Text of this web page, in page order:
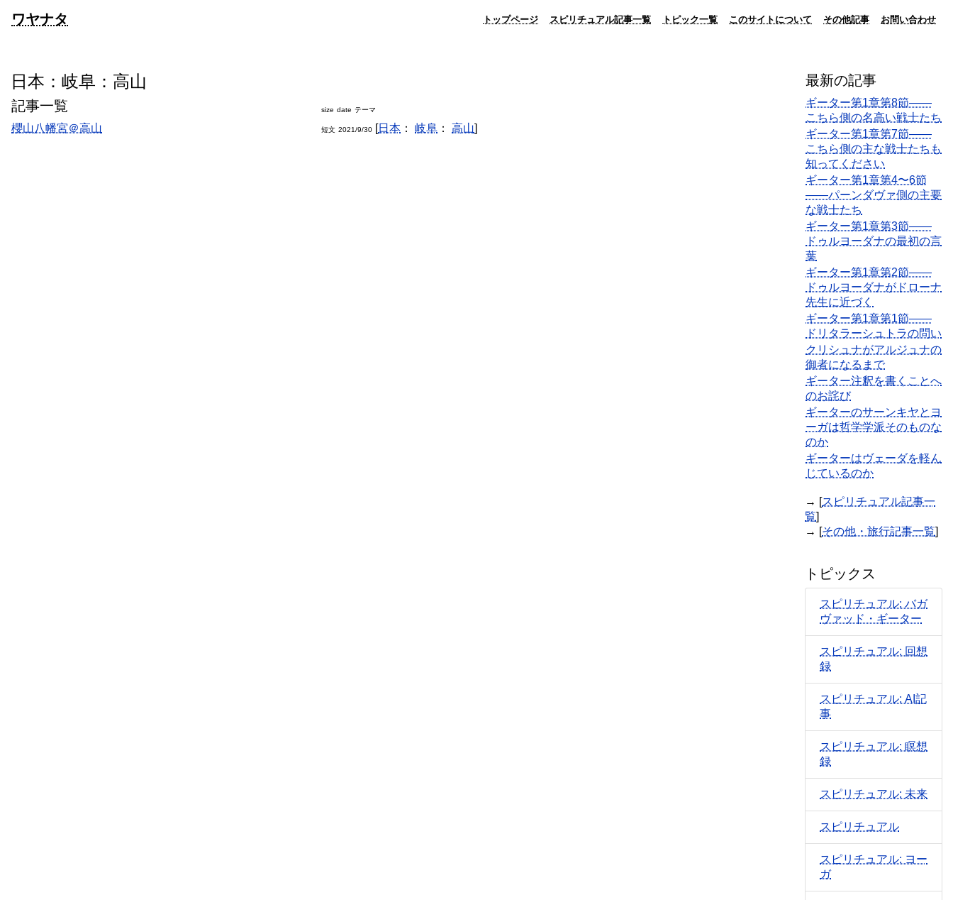
ワヤナタ トップページ スピリチュアル記事一覧 トピック一覧 このサイトについて その他記事 お問い合わせ
日本：岐阜：高山
記事一覧 size date テーマ
櫻山八幡宮＠高山 短文 2021/9/30 [日本 ： 岐阜 ： 高山]
最新の記事
ギーター第1章第8節――
こちら側の名高い戦士たち
ギーター第1章第7節――
こちら側の主な戦士たちも
知ってください
ギーター第1章第4〜6節
――パーンダヴァ側の主要
な戦士たち
ギーター第1章第3節――
ドゥルヨーダナの最初の言
葉
ギーター第1章第2節――
ドゥルヨーダナがドローナ
先生に近づく
ギーター第1章第1節――
ドリタラーシュトラの問い
クリシュナがアルジュナの
御者になるまで
ギーター注釈を書くことへ
のお詫び
ギーターのサーンキヤとヨ
ーガは哲学学派そのものな
のか
ギーターはヴェーダを軽ん
じているのか
→ [スピリチュアル記事一
覧]
→ [その他・旅行記事一覧]
トピックス
スピリチュアル: バガ
ヴァッド・ギーター
スピリチュアル: 回想
録
スピリチュアル: AI記
事
スピリチュアル: 瞑想
録
スピリチュアル: 未来
スピリチュアル
スピリチュアル: ヨー
ガ